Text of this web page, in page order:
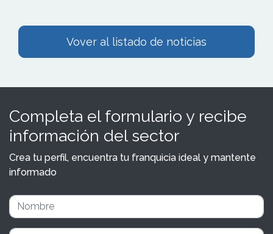
Vover al listado de noticias
Completa el formulario y recibe
información del sector
Crea tu perfil, encuentra tu franquicia ideal y mantente
informado